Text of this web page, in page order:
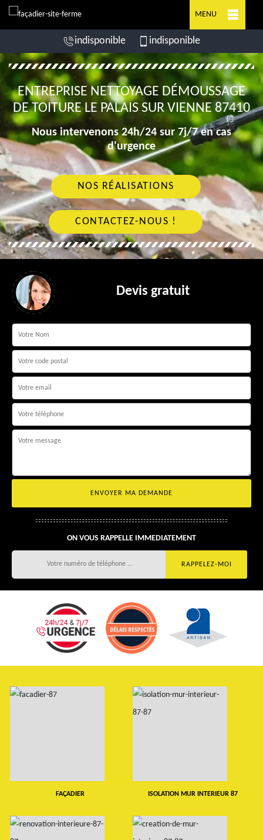
MENU
indisponible indisponible
ENTREPRISE NETTOYAGE DÉMOUSSAGE
DE TOITURE LE PALAIS SUR VIENNE 87410
Nous intervenons 24h/24 sur 7j/7 en cas
d'urgence
NOS RÉALISATIONS
CONTACTEZ-NOUS !
Devis gratuit
ON VOUS RAPPELLE IMMEDIATEMENT
FAÇADIER ISOLATION MUR INTERIEUR 87